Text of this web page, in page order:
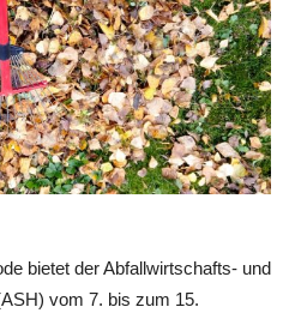
bietet der Abfallwirtschafts- und
vom 7. bis zum 15.